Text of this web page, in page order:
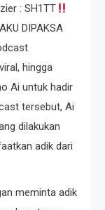
: SH1TT
DIPAKSA
hingga
Ai untuk hadir
tersebut, Ai
dilakukan
adik dari
meminta adik